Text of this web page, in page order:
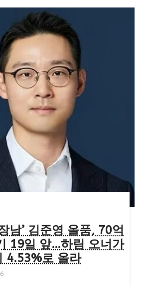
남’ 김준영 올품, 70억
19일 앞…하림 오너가
4.53%로 올라